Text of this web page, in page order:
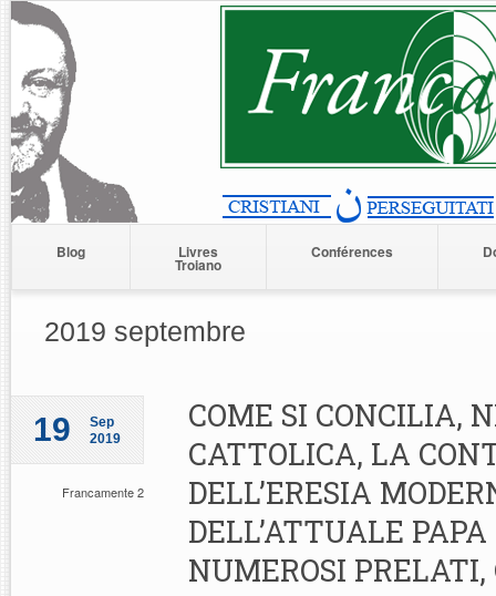
Blog Livres
Troiano
Conférences
2019 septembre
19
Sep
2019
Francamente 2
COME SI CONCILIA,
CATTOLICA, LA
DELL’ERESIA
DELL’ATTUALE
NUMEROSI PRELATI,